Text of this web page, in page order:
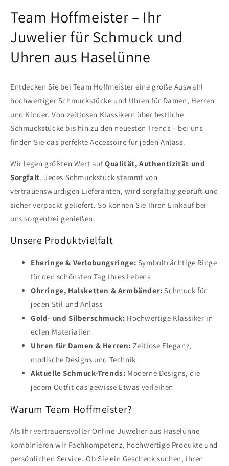
Team Hoffmeister – Ihr
Juwelier für Schmuck und
Uhren aus Haselünne
Entdecken Sie bei Team Hoffmeister eine große Auswahl
hochwertiger Schmuckstücke und Uhren für Damen, Herren
und Kinder. Von zeitlosen Klassikern über festliche
Schmuckstücke bis hin zu den neuesten Trends – bei uns
finden Sie das perfekte Accessoire für jeden Anlass.
Wir legen größten Wert aufQualität, Authentizität und
Sorgfalt. Jedes Schmuckstück stammt von
vertrauenswürdigen Lieferanten, wird sorgfältig geprüft und
sicher verpackt geliefert. So können Sie Ihren Einkauf bei
uns sorgenfrei genießen.
Unsere Produktvielfalt
Eheringe & Verlobungsringe: Symbolträchtige Ringe
für den schönsten Tag Ihres Lebens
Ohrringe, Halsketten & Armbänder: Schmuck für
jeden Stil und Anlass
Gold- und Silberschmuck: Hochwertige Klassiker in
edlen Materialien
Uhren für Damen & Herren: Zeitlose Eleganz,
modische Designs und Technik
Aktuelle Schmuck-Trends: Moderne Designs, die
jedem Outfit das gewisse Etwas verleihen
Warum Team Hoffmeister?
Als Ihr vertrauensvoller Online-Juwelier aus Haselünne
kombinieren wir Fachkompetenz, hochwertige Produkte und
persönlichen Service. Ob Sie ein Geschenk suchen, Ihren